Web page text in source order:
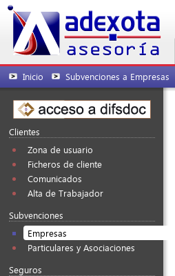
Inicio Subvenciones a Empresas
Clientes
Zona de usuario
Ficheros de cliente
Comunicados
Alta de Trabajador
Subvenciones
Empresas
Particulares y Asociaciones
Seguros